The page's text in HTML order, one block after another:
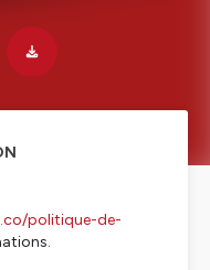
politique-de-